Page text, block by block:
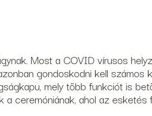
Most a COVID vírusos
gondoskodni kell számos
mely több funkciót is
ceremóniának, ahol az